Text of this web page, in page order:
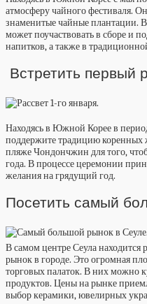
атмосферу чайного фестиваля.
знаменитые чайные плантации.
может поучаствовать в сборе и
напитков, а также в
Встретить первый
Находясь в Южной Корее в
поддержите традицию коренных
пляже Чондончжин для того,
года. В процессе церемонии
желания на грядущий год.
Посетить самый
В самом центре Сеула
рынок в городе. Это огромная
торговых палаток. В них можно
продуктов. Цены на рынке
выбор керамики, ювелирных